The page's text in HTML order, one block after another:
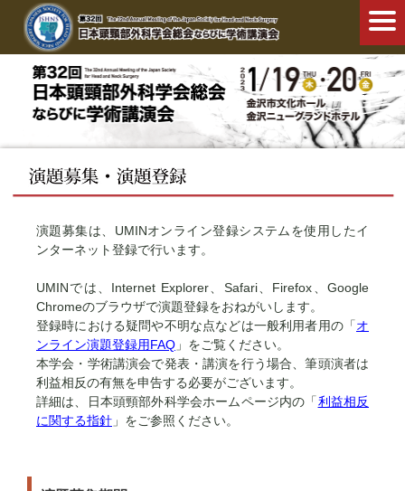
演題募集は、UMINオンライン登録システムを使用したイ
ンターネット登録で行います。
UMINでは、Internet Explorer、Safari、Firefox、Google
Chromeのブラウザで演題登録をおねがいします。
登録時における疑問や不明な点などは一般利用者用の「オ
ンライン演題登録用FAQ 」をご覧ください。
本学会・学術講演会で発表・講演を行う場合、筆頭演者は
利益相反の有無を申告する必要がございます。
詳細は、日本頭頸部外科学会ホームページ内の「利益相反
に関する指針 」をご参照ください。